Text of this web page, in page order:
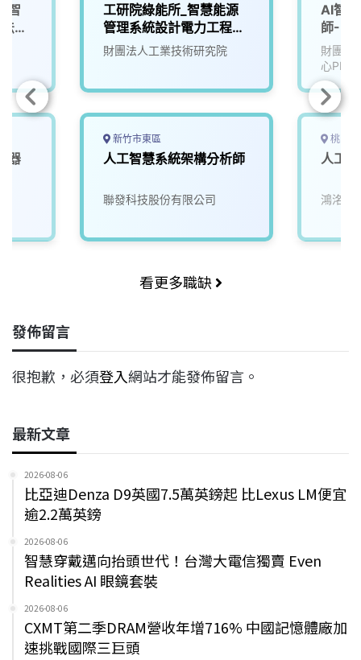
智
工
器
工研院綠能所_智慧能源
管理系統設計電力工程師
(U200)
財團法人工業技術研究院
新竹市東區
人工智慧系統架構分析師
聯發科技股份有限公司
AI智
師-
財團法
心PMC
桃園
人工
鴻洺科
看更多職缺
發佈留言
很抱歉，必須登入網站才能發佈留言。
最新文章
2026-08-06
比亞迪Denza D9英國7.5萬英鎊起 比Lexus LM便宜
逾2.2萬英鎊
2026-08-06
智慧穿戴邁向抬頭世代！台灣大電信獨賣 Even
Realities AI 眼鏡套裝
2026-08-06
CXMT第二季DRAM營收年增716% 中國記憶體廠加
速挑戰國際三巨頭